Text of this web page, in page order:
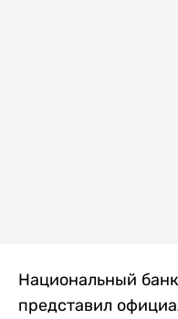
Национальный
представил